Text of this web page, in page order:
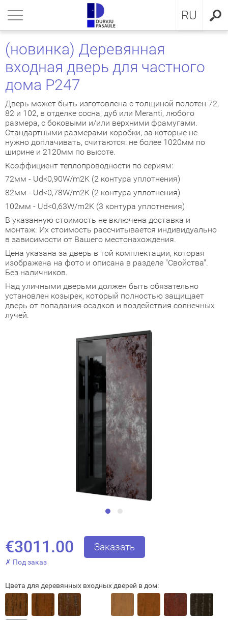
RU
LV
(новинка) Деревянная
входная дверь для частного
дома P247
Дверь может быть изготовлена с толщиной полотен 72,
82 и 102, в отделке сосна, дуб или Meranti, любого
размера, с боковыми и/или верхними фрамугами.
Стандартными размерами коробки, за которые не
нужно доплачивать, считаются: не более 1020мм по
ширине и 2120мм по высоте.
Коэффициент теплопроводности по сериям:
72мм - Ud<0,90W/m2K (2 контура уплотнения)
82мм - Ud<0,78W/m2K (2 контура уплотнения)
102мм - Ud<0,63W/m2K (3 контура уплотнения)
В указанную стоимость не включена доставка и
монтаж. Их стоимость рассчитывается индивидуально
в зависимости от Вашего местонахождения.
Цена указана за дверь в той комплектации, которая
изображена на фото и описана в разделе "Свойства".
Без наличников.
Над уличными дверьми должен быть обязательно
установлен козырек, который полностью защищает
дверь от попадания осадков и воздействия солнечных
лучей.
€3011.00 Заказать
✗ Под заказ
Цвета для деревянных входных дверей в дом:
В ДОМ
ДВЕРИ
ОБОИ
коллекция
входные двери для
входные двери для
двери с МДФ
входные двери
64mm
входные двери
GLASS
INOX
CLASSIC
MODERN
двери
сложного исполнения
классика
двери
коллекция
коллекция
коллекция
двери
двери
конфиденциальности
Cookies